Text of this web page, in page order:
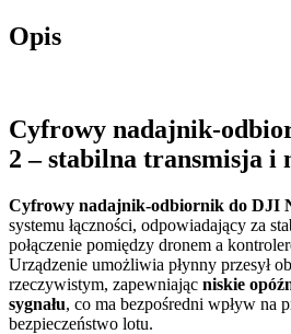
Opis
Cyfrowy nadajnik-
2 – stabilna transmisja i
Cyfrowy nadajnik-odbiornik do DJI
systemu łączności, odpowiadający za
połączenie pomiędzy dronem a
Urządzenie umożliwia płynny przesył
rzeczywistym, zapewniając niskie
sygnału, co ma bezpośredni wpływ na
bezpieczeństwo lotu.